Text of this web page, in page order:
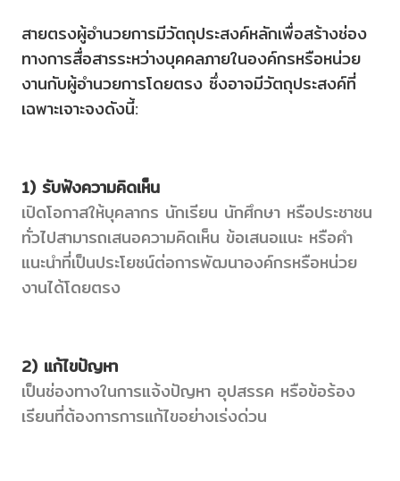
สายตรงผู้อำนวยการมีวัตถุประสงค์หลักเพื่อสร้างช่อง
ทางการสื่อสารระหว่างบุคคลภายในองค์กรหรือหน่วย
งานกับผู้อำนวยการโดยตรง ซึ่งอาจมีวัตถุประสงค์ที่
เฉพาะเจาะจงดังนี้:
1) รับฟังความคิดเห็น
เปิดโอกาสให้บุคลากร นักเรียน นักศึกษา หรือประชาชน
ทั่วไปสามารถเสนอความคิดเห็น ข้อเสนอแนะ หรือคำ
แนะนำที่เป็นประโยชน์ต่อการพัฒนาองค์กรหรือหน่วย
งานได้โดยตรง
2) แก้ไขปัญหา
เป็นช่องทางในการแจ้งปัญหา อุปสรรค หรือข้อร้อง
เรียนที่ต้องการการแก้ไขอย่างเร่งด่วน